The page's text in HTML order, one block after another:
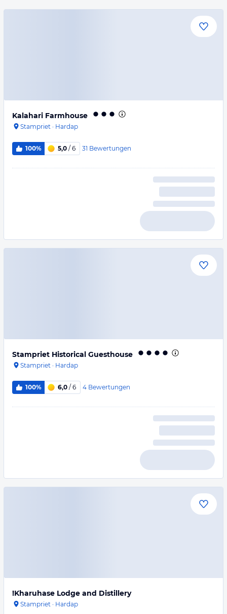
Kalahari Farmhouse
Stampriet · Hardap
100% 5,0 / 6 31 Bewertungen
Stampriet Historical Guesthouse
Stampriet · Hardap
100% 6,0 / 6 4 Bewertungen
!Kharuhase Lodge and Distillery
Stampriet · Hardap